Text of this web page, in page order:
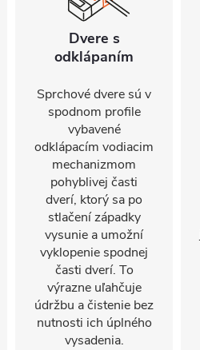
Dvere s
odklápaním
Sprchové dvere sú v
spodnom profile
vybavené
odklápacím vodiacim
mechanizmom
pohyblivej časti
dverí, ktorý sa po
stlačení západky
vysunie a umožní
vyklopenie spodnej
časti dverí. To
výrazne uľahčuje
údržbu a čistenie bez
nutnosti ich úplného
vysadenia.